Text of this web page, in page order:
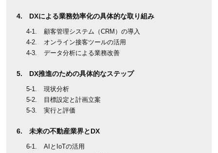
DXによる業務効率化の具体的な取り組み
顧客管理システム（CRM）の導入
オンライン接客ツールの活用
データ分析による業務改善
DX推進のための具体的なステップ
現状分析
目標設定と計画立案
実行と評価
未来の不動産業界とDX
AIとIoTの活用